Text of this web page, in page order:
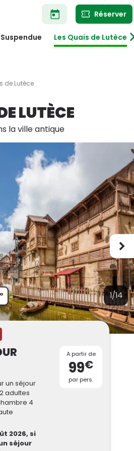
Réserver
Les Quais de Lutèce
de Lutèce
LUTÈCE
la ville antique
1/14
un séjour
adultes
4
2026, si
séjour
A partir de
99€
par pers.